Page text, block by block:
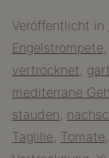
Veröffentlicht in
Engelstrompete,
vertrocknet,
mediterrane
stauden,
Taglilie, Tomate,